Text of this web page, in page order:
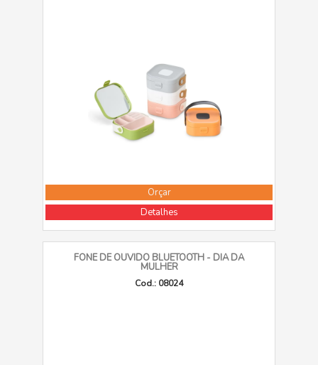
Orçar
Detalhes
FONE DE OUVIDO BLUETOOTH - DIA DA
MULHER
Cod.: 08024